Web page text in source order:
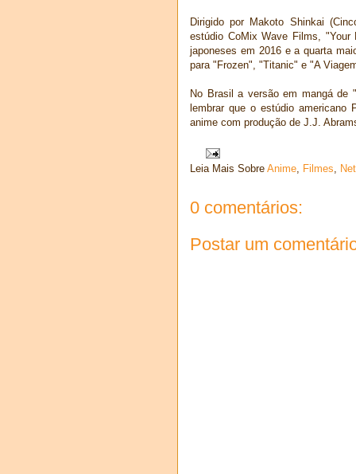
Dirigido por Makoto Shinkai
estúdio CoMix Wave Films,
japoneses em 2016 e a quarta
para "Frozen", "Titanic" e "A
No Brasil a versão em mangá de
lembrar que o estúdio americano
anime com produção de J.J.
Leia Mais Sobre Anime, Filmes,
0 comentários:
Postar um